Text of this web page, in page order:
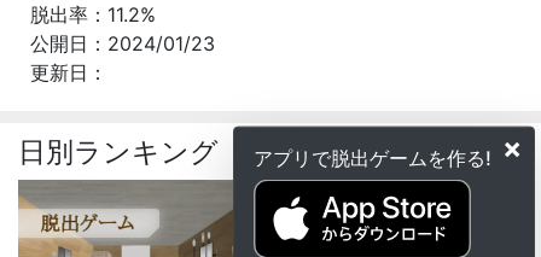
×
アプリで脱出ゲームを作る!
脱出率：11.2%
公開日：2024/01/23
更新日：
日別ランキング